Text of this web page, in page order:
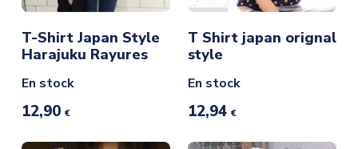
T-Shirt Japan Style
Harajuku Rayures
En stock
12,90 €
T Shirt japan orignal
style
En stock
12,94 €